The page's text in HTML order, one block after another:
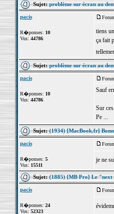
Sujet:problème sur écran au
pacis
R�ponses: 10
Vus: 44786
tiens
ça fait
Sujet:problème sur écran au
pacis
R�ponses: 10
Vus: 44786
Sauf
Sur
Pe ...
Sujet:(1934) [MacBook.fr]
pacis
R�ponses: 5
Vus: 15511
je ne
Sujet:(1885) [MB Pro] Le "next
pacis
R�ponses: 24
Vus: 52323